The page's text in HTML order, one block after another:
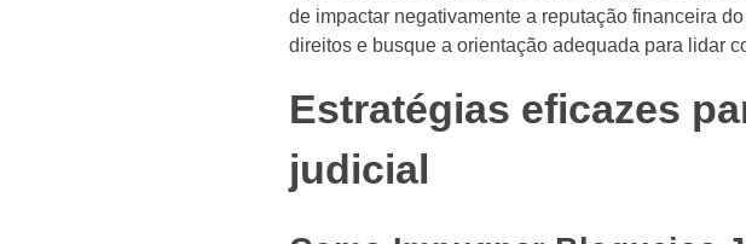
de impactar negativamente a reputação financeira
direitos e busque a orientação adequada para lidar
Estratégias eficazes
judicial